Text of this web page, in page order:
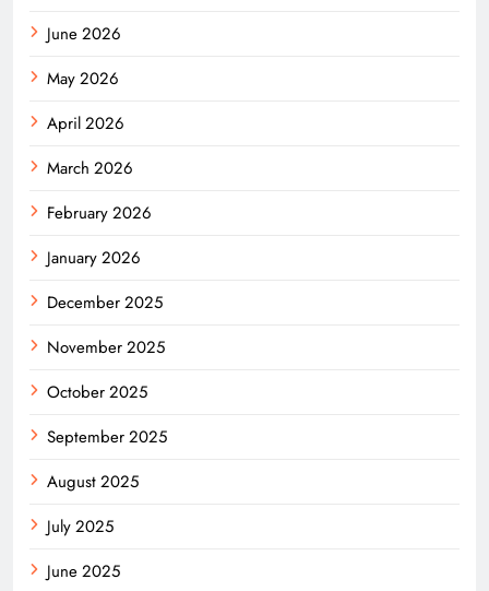
June 2026
May 2026
April 2026
March 2026
February 2026
January 2026
December 2025
November 2025
October 2025
September 2025
August 2025
July 2025
June 2025